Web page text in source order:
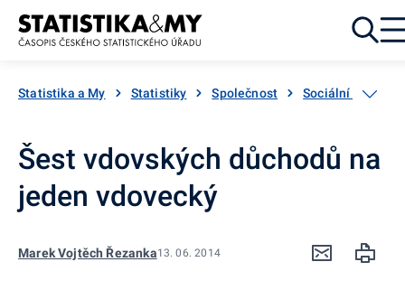
Přejít k obsahu
Statistika a My Statistiky Společnost Sociální
Šest vdovských důchodů na
jeden vdovecký
Marek Vojtěch Řezanka13. 06. 2014